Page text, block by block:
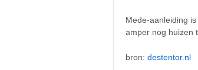
Mede-aanleiding
amper nog huizen
bron: destentor.nl